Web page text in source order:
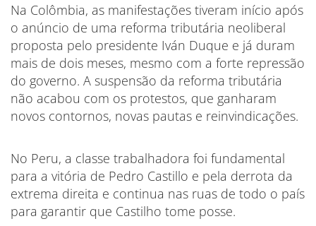
Na Colômbia, as manifestações tiveram início após
o anúncio de uma reforma tributária neoliberal
proposta pelo presidente Iván Duque e já duram
mais de dois meses, mesmo com a forte repressão
do governo. A suspensão da reforma tributária
não acabou com os protestos, que ganharam
novos contornos, novas pautas e reinvindicações.
No Peru, a classe trabalhadora foi fundamental
para a vitória de Pedro Castillo e pela derrota da
extrema direita e continua nas ruas de todo o país
para garantir que Castilho tome posse.